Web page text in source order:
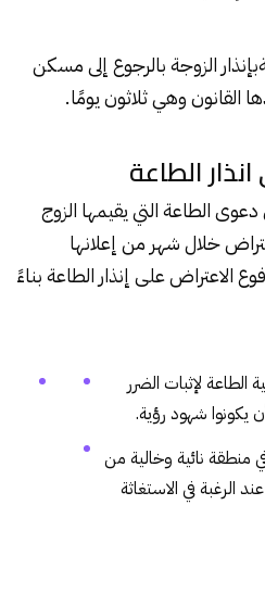
بإنذار الزوجة بالرجوع إلى مسكن
القانون وهي ثلاثون يومًا.
الطاعة
الطاعة التي يقيمها الزوج
خلال شهر من إعلانها
الاعتراض على إنذار الطاعة بناءً
لإثبات الضرر
يكونوا شهود رؤية.
منطقة نائية وخالية من
الرغبة في الاستغاثة